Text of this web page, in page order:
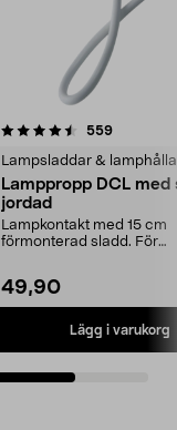
559
Lampsladdar &
Lamppropp DCL med
jordad
Lampkontakt med 15 cm
förmonterad sladd. För
49,90
Lägg i varukorg